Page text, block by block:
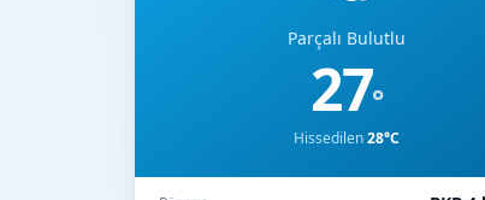
Parçalı Bulutlu
27°
Hissedilen28°C